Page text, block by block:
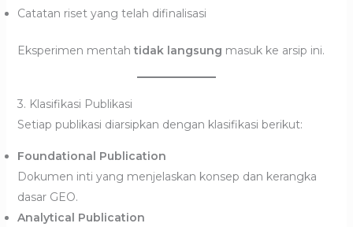
Catatan riset yang telah difinalisasi
Eksperimen mentahtidak langsung masuk ke arsip ini.
3. Klasifikasi Publikasi
Setiap publikasi diarsipkan dengan klasifikasi berikut:
Foundational Publication
Dokumen inti yang menjelaskan konsep dan kerangka
dasar GEO.
Analytical Publication